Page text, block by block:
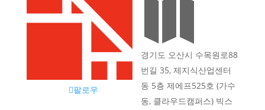
팔로우

경기도 오산시 수목원로88
번길 35, 제지식산업센터
동 5층 제에프525호 (가수
동, 클라우드캠퍼스) 빅스